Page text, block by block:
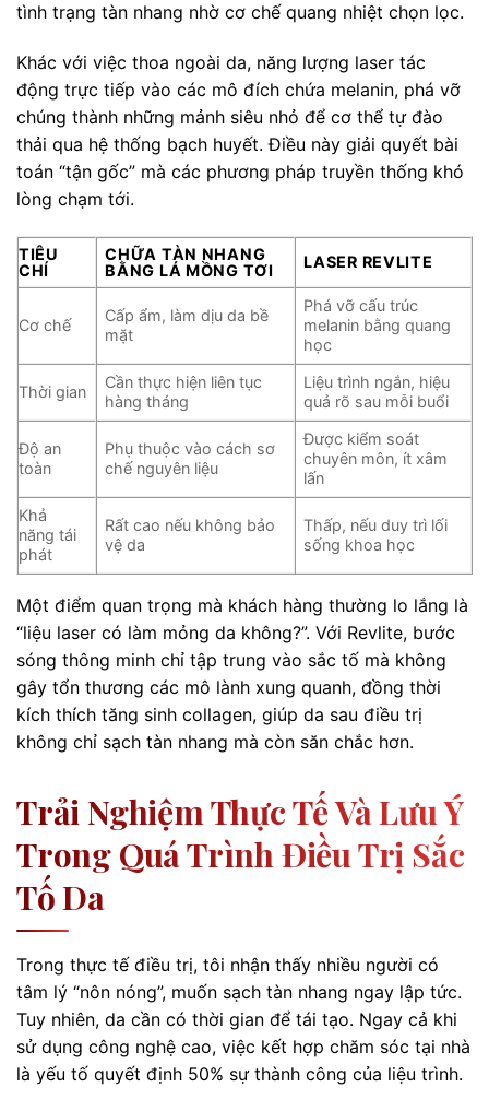
tình trạng tàn nhang nhờ cơ chế quang nhiệt chọn lọc.
Khác với việc thoa ngoài da, năng lượng laser tác
động trực tiếp vào các mô đích chứa melanin, phá vỡ
chúng thành những mảnh siêu nhỏ để cơ thể tự đào
thải qua hệ thống bạch huyết. Điều này giải quyết bài
toán “tận gốc” mà các phương pháp truyền thống khó
lòng chạm tới.
TIÊU
CHÍ
CHỮA TÀN NHANG
BẰNG LÁ MỒNG TƠI
LASER REVLITE
Cơ chế
Cấp ẩm, làm dịu da bề
mặt
Phá vỡ cấu trúc
melanin bằng quang
học
Thời gian
Cần thực hiện liên tục
hàng tháng
Liệu trình ngắn, hiệu
quả rõ sau mỗi buổi
Độ an
toàn
Phụ thuộc vào cách sơ
chế nguyên liệu
Được kiểm soát
chuyên môn, ít xâm
lấn
Khả
năng tái
phát
Rất cao nếu không bảo
vệ da
Thấp, nếu duy trì lối
sống khoa học
Một điểm quan trọng mà khách hàng thường lo lắng là
“liệu laser có làm mỏng da không?”. Với Revlite, bước
sóng thông minh chỉ tập trung vào sắc tố mà không
gây tổn thương các mô lành xung quanh, đồng thời
kích thích tăng sinh collagen, giúp da sau điều trị
không chỉ sạch tàn nhang mà còn săn chắc hơn.
Trải Nghiệm Thực Tế Và Lưu Ý
Trong Quá Trình Điều Trị Sắc
Tố Da
Trong thực tế điều trị, tôi nhận thấy nhiều người có
tâm lý “nôn nóng”, muốn sạch tàn nhang ngay lập tức.
Tuy nhiên, da cần có thời gian để tái tạo. Ngay cả khi
sử dụng công nghệ cao, việc kết hợp chăm sóc tại nhà
là yếu tố quyết định 50% sự thành công của liệu trình.